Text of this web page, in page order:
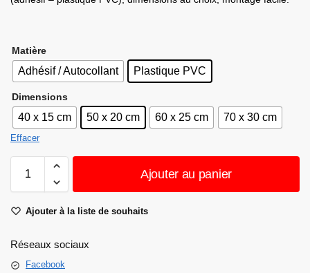
Matière
Adhésif / Autocollant Plastique PVC
Dimensions
40 x 15 cm 50 x 20 cm 60 x 25 cm 70 x 30 cm
Effacer
Ajouter au panier
Ajouter à la liste de souhaits
Réseaux sociaux
Facebook